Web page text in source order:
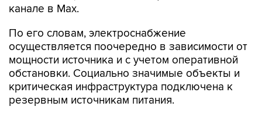
канале в Max.
По его словам, электроснабжение
осуществляется поочередно в зависимости от
мощности источника и с учетом оперативной
обстановки. Социально значимые объекты и
критическая инфраструктура подключена к
резервным источникам питания.